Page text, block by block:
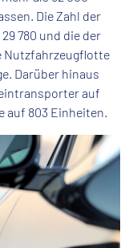
Die Zahl der
780 und die der
Nutzfahrzeugflotte
Darüber hinaus
auf
auf 803 Einheiten.